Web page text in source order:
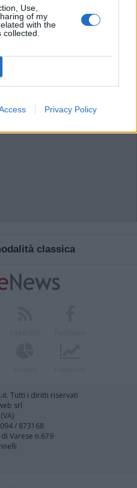
Use,
of my
with the
Privacy Policy
senza filtro preventivo. I commenti
verranno rimossi in automatico dal
classica
Tutti i diritti riservati
srl
/ 873168
Varese n.679